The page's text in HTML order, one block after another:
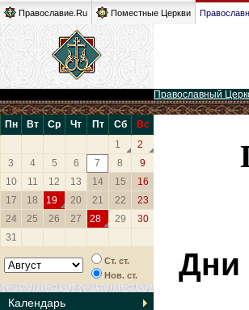
Православие.Ru Поместные Церкви
Православный
Пн Вт Ср Чт Пт Сб
Вс
1
2
3
4 5 6 7 8
9
10
11 12 13 14 15
16
17
18 19 20 21 22
23
24
25 26 27 28 29
30
31
Ст. ст.
Нов. ст.
Календарь
Дни